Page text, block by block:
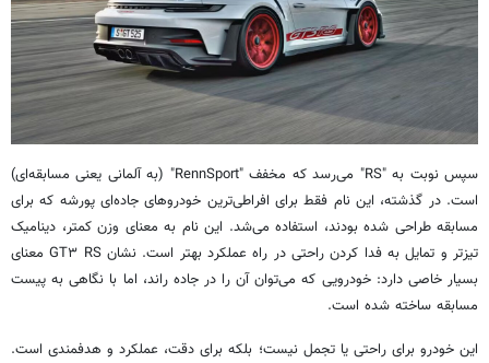
سپس نوبت به "RS" می‌رسد که مخفف "RennSport" (به آلمانی یعنی مسابقه‌ای)
است. در گذشته، این نام فقط برای افراطی‌ترین خودروهای جاده‌ای پورشه که برای
مسابقه طراحی شده بودند، استفاده می‌شد. این نام به معنای وزن کمتر، دینامیک
تیزتر و تمایل به فدا کردن راحتی در راه عملکرد بهتر است. نشان GT۳ RS معنای
بسیار خاصی دارد: خودرویی که می‌توان آن را در جاده راند، اما با نگاهی به پیست
مسابقه ساخته شده است.
این خودرو برای راحتی یا تجمل نیست؛ بلکه برای دقت، عملکرد و هدفمندی است.